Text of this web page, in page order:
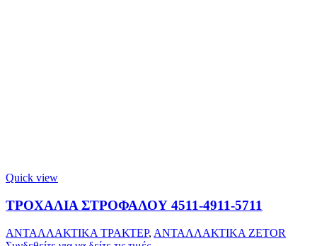
Quick view
ΤΡΟΧΑΛΙΑ ΣΤΡΟΦΑΛΟΥ 4511-4911-5711
ΑΝΤΑΛΛΑΚΤΙΚΑ ΤΡΑΚΤΕΡ, ΑΝΤΑΛΛΑΚΤΙΚΑ ZETOR